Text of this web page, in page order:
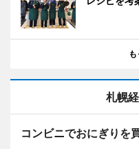
札幌
コンビニでおにぎりを